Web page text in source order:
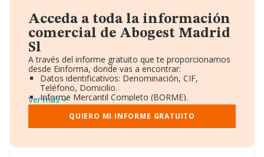
Acceda a toda la información
comercial de Abogest Madrid
Sl
A través del informe gratuito que te proporcionamos
desde Einforma, donde vas a encontrar:
Datos identificativos: Denominación, CIF,
Teléfono, Domicilio.
Informe Mercantil Completo (BORME).
Gráficos de Evolución Ventas y Empleados.
Consejo de Administración y Administradores.
Directivos y Ejecutivos.
Ver más
QUIERO MI INFORME GRATUITO